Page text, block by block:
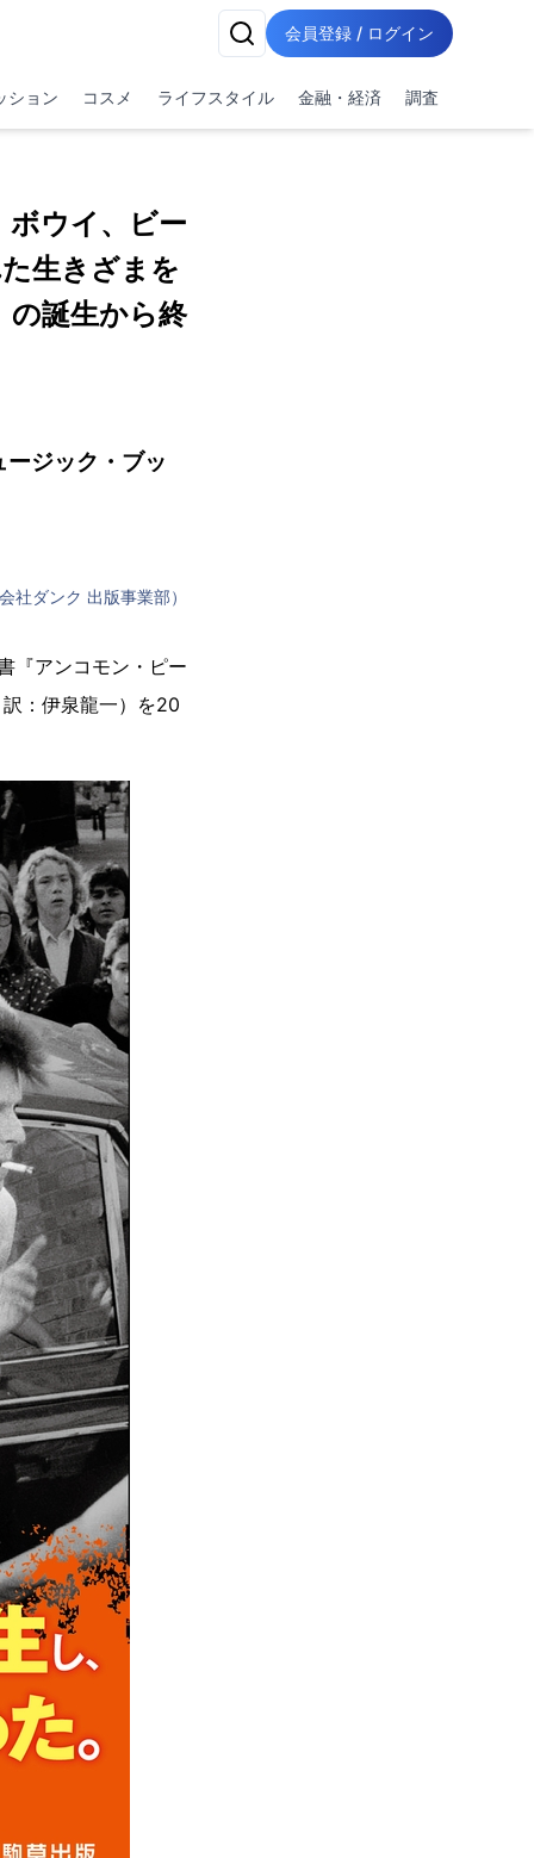
会員登録 / ログイン
ション コスメ ライフスタイル 金融・経済 調査
ウイ、ビー
生きざまを
誕生から終
ジック・ブッ
社ダンク 出版事業部）
『アンコモン・ピー
：伊泉龍一）を20